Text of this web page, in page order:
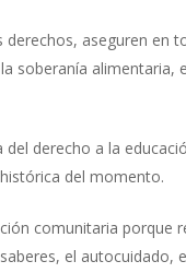
aseguren en
soberanía alimentaria,
derecho a la
del momento.
comunitaria porque
el autocuidado,